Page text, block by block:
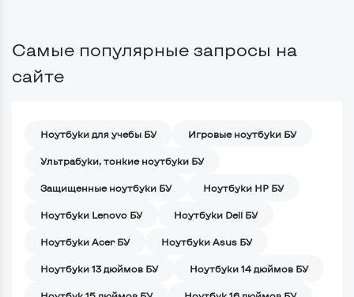
Самые популярные запросы на
сайте
Ноутбуки для учебы БУ Игровые ноутбуки БУ
Ультрабуки, тонкие ноутбуки БУ
Защищенные ноутбуки БУ Ноутбуки HP БУ
Ноутбуки Lenovo БУ Ноутбуки Dell БУ
Ноутбуки Acer БУ Ноутбуки Asus БУ
Ноутбуки 13 дюймов БУ Ноутбуки 14 дюймов БУ